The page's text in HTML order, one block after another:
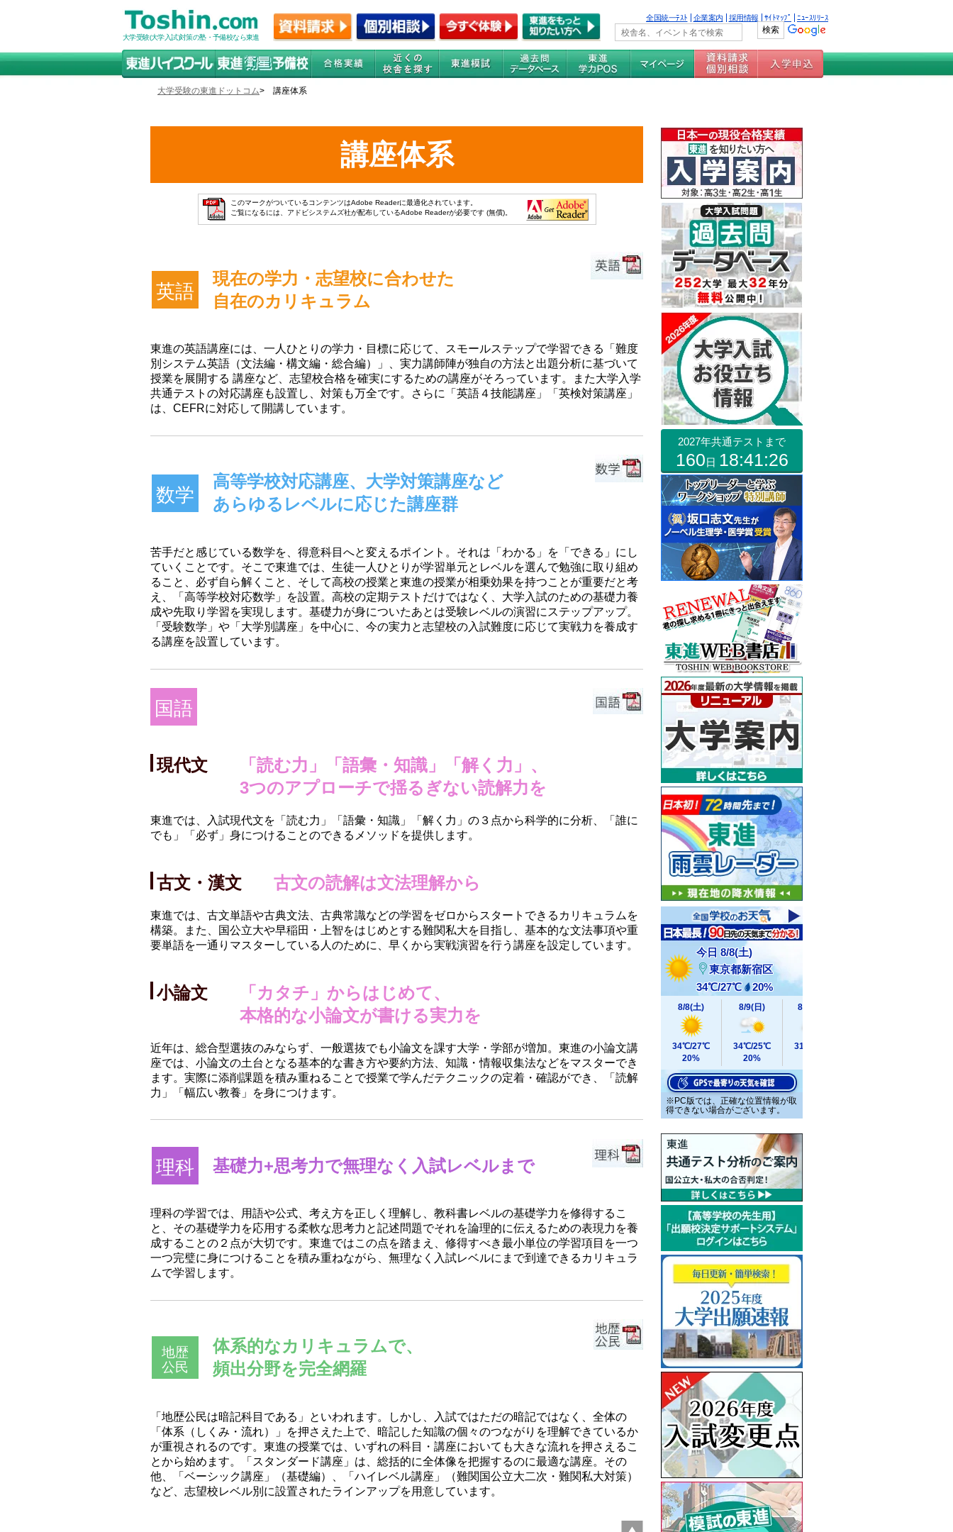
大学受験(大学入試)対策の塾・予備校なら東進
全国統一ﾃｽﾄ 企業案内 採用情報 ｻｲﾄﾏｯﾌﾟ ﾆｭｰｽﾘﾘｰｽ
大学受験の東進ドットコム> 講座体系
講座体系
このマークがついているコンテンツはAdobe Readerに最適化されています。
ご覧になるには、アドビシステムズ社が配布しているAdobe Readerが必要です (無償)。
英語
現在の学力・志望校に合わせた
自在のカリキュラム
東進の英語講座には、一人ひとりの学力・目標に応じて、スモールステップで学習できる「難度
別システム英語（文法編・構文編・総合編）」、実力講師陣が独自の方法と出題分析に基づいて
授業を展開する 講座など、志望校合格を確実にするための講座がそろっています。また大学入学
共通テストの対応講座も設置し、対策も万全です。さらに「英語４技能講座」「英検対策講座」
は、CEFRに対応して開講しています。
数学
高等学校対応講座、大学対策講座など
あらゆるレベルに応じた講座群
苦手だと感じている数学を、得意科目へと変えるポイント。それは「わかる」を「できる」にし
ていくことです。そこで東進では、生徒一人ひとりが学習単元とレベルを選んで勉強に取り組め
ること、必ず自ら解くこと、そして高校の授業と東進の授業が相乗効果を持つことが重要だと考
え、「高等学校対応数学」を設置。高校の定期テストだけではなく、大学入試のための基礎力養
成や先取り学習を実現します。基礎力が身についたあとは受験レベルの演習にステップアップ。
「受験数学」や「大学別講座」を中心に、今の実力と志望校の入試難度に応じて実戦力を養成す
る講座を設置しています。
国語
現代文
「読む力」「語彙・知識」「解く力」、
3つのアプローチで揺るぎない読解力を
東進では、入試現代文を「読む力」「語彙・知識」「解く力」の３点から科学的に分析、「誰に
でも」「必ず」身につけることのできるメソッドを提供します。
古文・漢文 古文の読解は文法理解から
東進では、古文単語や古典文法、古典常識などの学習をゼロからスタートできるカリキュラムを
構築。また、国公立大や早稲田・上智をはじめとする難関私大を目指し、基本的な文法事項や重
要単語を一通りマスターしている人のために、早くから実戦演習を行う講座を設定しています。
小論文
「カタチ」からはじめて、
本格的な小論文が書ける実力を
近年は、総合型選抜のみならず、一般選抜でも小論文を課す大学・学部が増加。東進の小論文講
座では、小論文の土台となる基本的な書き方や要約方法、知識・情報収集法などをマスターでき
ます。実際に添削課題を積み重ねることで授業で学んだテクニックの定着・確認ができ、「読解
力」「幅広い教養」を身につけます。
理科 基礎力+思考力で無理なく入試レベルまで
理科の学習では、用語や公式、考え方を正しく理解し、教科書レベルの基礎学力を修得するこ
と、その基礎学力を応用する柔軟な思考力と記述問題でそれを論理的に伝えるための表現力を養
成することの２点が大切です。東進ではこの点を踏まえ、修得すべき最小単位の学習項目を一つ
一つ完璧に身につけることを積み重ねながら、無理なく入試レベルにまで到達できるカリキュラ
ムで学習します。
地歴
公民
体系的なカリキュラムで、
頻出分野を完全網羅
「地歴公民は暗記科目である」といわれます。しかし、入試ではただの暗記ではなく、全体の
「体系（しくみ・流れ）」を押さえた上で、暗記した知識の個々のつながりを理解できているか
が重視されるのです。東進の授業では、いずれの科目・講座においても大きな流れを押さえるこ
とから始めます。「スタンダード講座」は、総括的に全体像を把握するのに最適な講座。その
他、「ベーシック講座」（基礎編）、「ハイレベル講座」（難関国公立大二次・難関私大対策）
など、志望校レベル別に設置されたラインアップを用意しています。
2027年共通テストまで
160日 18:41:25